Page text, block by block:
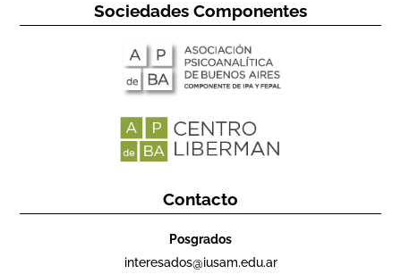
Sociedades Componentes
Contacto
Posgrados
interesados@iusam.edu.ar